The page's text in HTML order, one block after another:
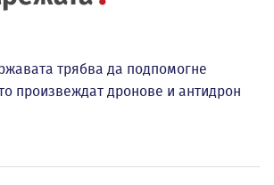
трябва да подпомогне
произвеждат дронове и антидрон